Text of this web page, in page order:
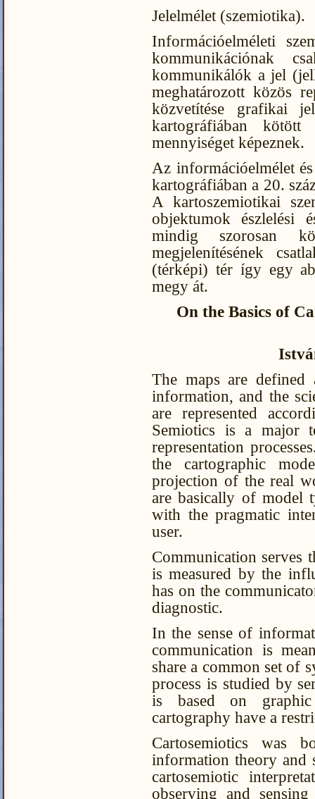
Jelelmélet (szemiotika).
Információelméleti
kommunikációnak
kommunikálók a jel
meghatározott közös
közvetítése grafikai
kartográfiában kötött
mennyiséget képeznek.
Az információelmélet
kartográfiában a 20.
A kartoszemiotikai
objektumok észlelési
mindig szorosan
megjelenítésének
(térképi) tér így egy
megy át.
On the Basics of
The maps are defined
information, and the
are represented
Semiotics is a major
representation
the cartographic
projection of the real
are basically of model
with the pragmatic
user.
Communication serves
is measured by the
has on the
diagnostic.
In the sense of
communication is
share a common set of
process is studied by
is based on
cartography have a
Cartosemiotics
information theory and
cartosemiotic
observing and